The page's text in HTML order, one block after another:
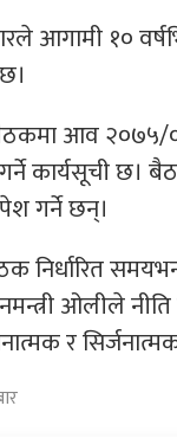
आगामी १०
आव २०७५/
कार्यसूची
गर्ने छन्।
निर्धारित
ओलीले
र